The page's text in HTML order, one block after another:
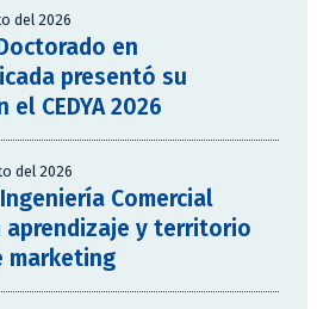
del 2026
en
presentó su
CEDYA 2026
del 2026
Comercial
aprendizaje y territorio
marketing